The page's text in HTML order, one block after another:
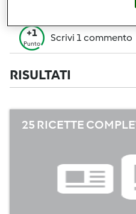
+1
Punto
Scrivi 1 commento
RISULTATI
25 RICETTE